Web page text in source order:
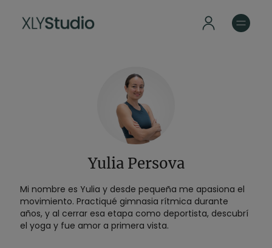
Yulia Persova
Mi nombre es Yulia y desde pequeña me apasiona el
movimiento. Practiqué gimnasia rítmica durante
años, y al cerrar esa etapa como deportista, descubrí
el yoga y fue amor a primera vista.